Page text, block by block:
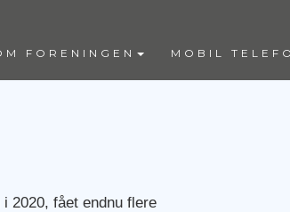
FORENINGEN MOBIL
2020, fået endnu flere